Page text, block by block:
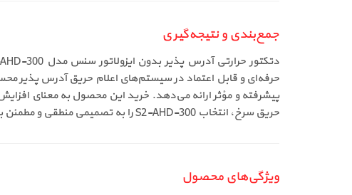
جمع‌بندی و نتیجه‌گیری
حرفه‌ای و قابل اعتماد در سیستم‌های اعلام حریق آدرس پذیر
پیشرفته و مؤثر ارائه می‌دهد. خرید این محصول به معنای
حریق سرخ، انتخاب S2-AHD-300 را به تصمیمی منطقی و مطمئن برای پروژه‌های بزرگ و حساس تبدیل کرده است.
ویژگی‌های محصول